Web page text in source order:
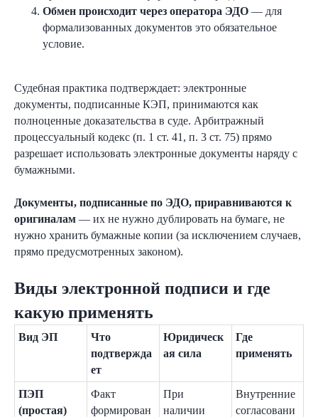
Обмен происходит через оператора ЭДО — для
формализованных документов это обязательное
условие.
Судебная практика подтверждает: электронные
документы, подписанные КЭП, принимаются как
полноценные доказательства в суде. Арбитражный
процессуальный кодекс (п. 1 ст. 41, п. 3 ст. 75) прямо
разрешает использовать электронные документы наряду с
бумажными.
Документы, подписанные по ЭДО, приравниваются к
оригиналам — их не нужно дублировать на бумаге, не
нужно хранить бумажные копии (за исключением случаев,
прямо предусмотренных законом).
Виды электронной подписи и где
какую применять
Вид ЭП
Что
подтвержда
ет
Юридическ
ая сила
Где
применять
ПЭП
(простая)
Факт
формирован
При
наличии
Внутренние
согласовани